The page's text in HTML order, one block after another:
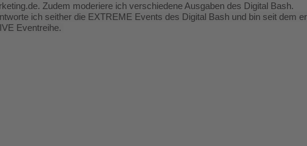
Zudem moderiere ich verschiedene Ausgaben des Digital Bash.
ich seither die EXTREME Events des Digital Bash und bin seit dem
Eventreihe.